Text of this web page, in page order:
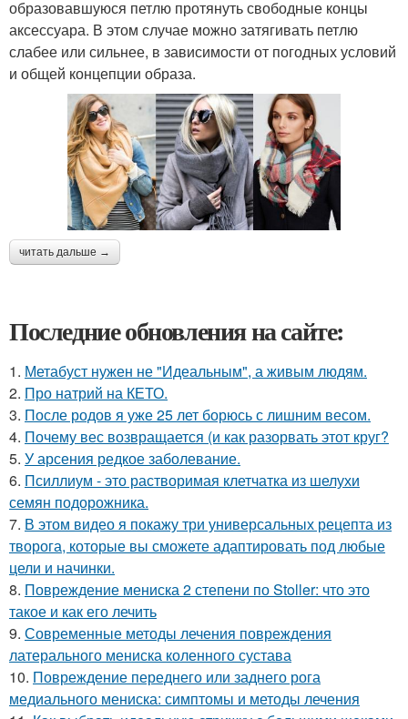
образовавшуюся петлю протянуть свободные концы
аксессуара. В этом случае можно затягивать петлю
слабее или сильнее, в зависимости от погодных условий
и общей концепции образа.
читать дальше →
Последние обновления на сайте:
1. Метабуст нужен не "Идеальным", а живым людям.
2. Про натрий на КЕТО.
3. После родов я уже 25 лет борюсь с лишним весом.
4. Почему вес возвращается (и как разорвать этот круг?
5. У арсения редкое заболевание.
6. Псиллиум - это растворимая клетчатка из шелухи
семян подорожника.
7. В этом видео я покажу три универсальных рецепта из
творога, которые вы сможете адаптировать под любые
цели и начинки.
8. Повреждение мениска 2 степени по Stoller: что это
такое и как его лечить
9. Современные методы лечения повреждения
латерального мениска коленного сустава
10. Повреждение переднего или заднего рога
медиального мениска: симптомы и методы лечения